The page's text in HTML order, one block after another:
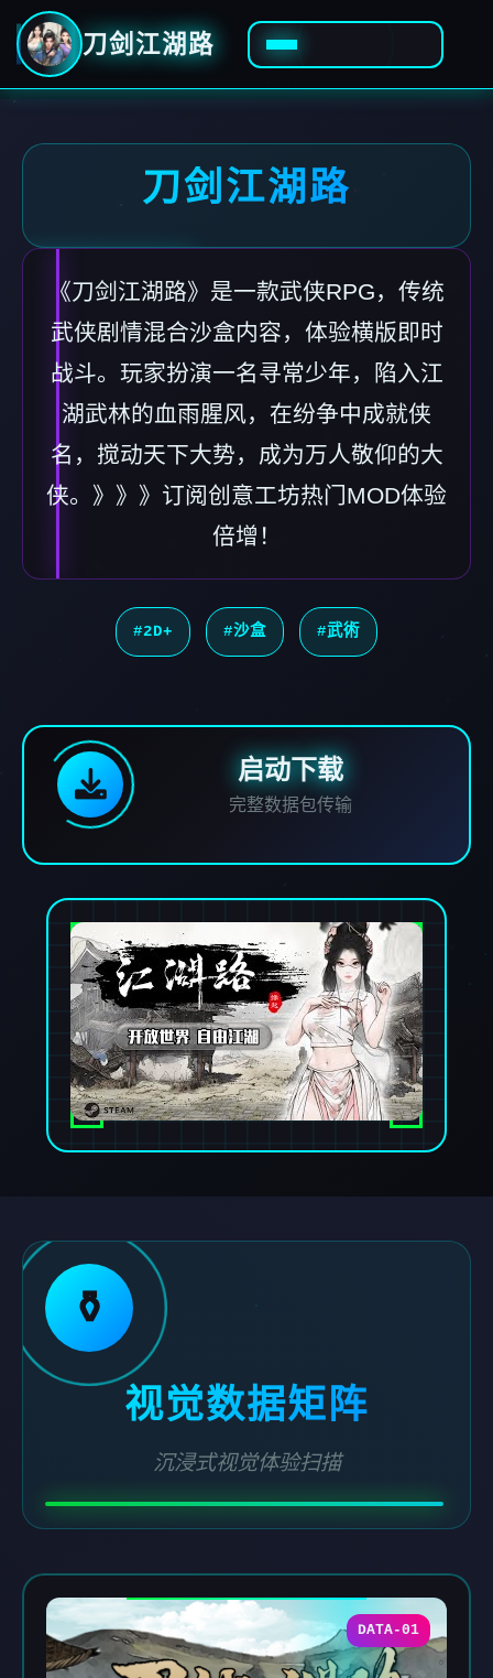
刀剑江湖路
刀剑江湖路
《刀剑江湖路》是一款武侠RPG，传统
武侠剧情混合沙盒内容，体验横版即时
战斗。玩家扮演一名寻常少年，陷入江
湖武林的血雨腥风，在纷争中成就侠
名，搅动天下大势，成为万人敬仰的大
侠。》》》订阅创意工坊热门MOD体验
倍增！
#2D+ #沙盒 #武術
启动下载
完整数据包传输
⚱️
视觉数据矩阵
沉浸式视觉体验扫描
DATA-01